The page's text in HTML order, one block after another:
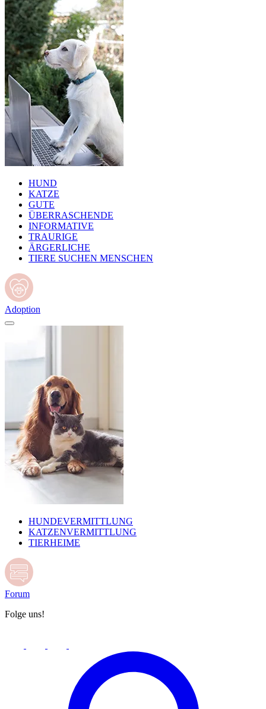
HUND
KATZE
GUTE
ÜBERRASCHENDE
INFORMATIVE
TRAURIGE
ÄRGERLICHE
TIERE SUCHEN MENSCHEN
Adoption
HUNDEVERMITTLUNG
KATZENVERMITTLUNG
TIERHEIME
Forum
Folge uns!